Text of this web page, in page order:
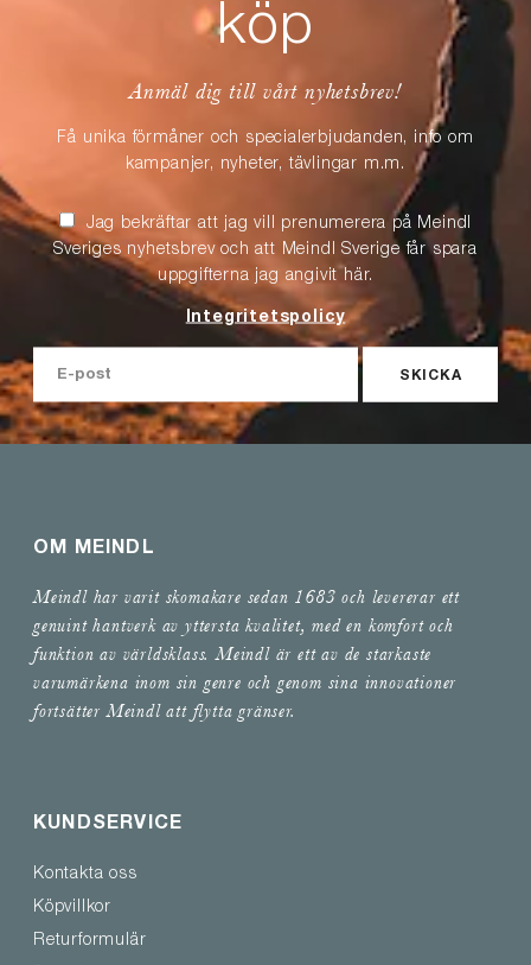
köp
Anmäl dig till vårt nyhetsbrev!
Få unika förmåner och specialerbjudanden, info om
kampanjer, nyheter, tävlingar m.m.
Jag bekräftar att jag vill prenumerera på Meindl
Sveriges nyhetsbrev och att Meindl Sverige får spara
uppgifterna jag angivit här.
Integritetspolicy
SKICKA
OM MEINDL
Meindl har varit skomakare sedan 1683 och levererar ett
genuint hantverk av yttersta kvalitet, med en komfort och
funktion av världsklass. Meindl är ett av de starkaste
varumärkena inom sin genre och genom sina innovationer
fortsätter Meindl att flytta gränser.
KUNDSERVICE
Kontakta oss
Köpvillkor
Returformulär